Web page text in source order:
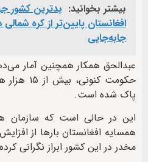
بیشتر بخوانید: بدترین کشور
افغانستان پایین‌تر از کره
جابه‌جایی
عبدالحق همکار همچنین آمار
حکومت
پاک شده است.
این در حالی است که سازمان
همسایه افغانستان بار‌ها از
مخدر در این کشور ابراز نگرانی